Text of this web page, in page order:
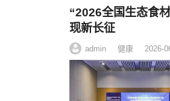
“2026全国生态食
现新长征
admin 健康 2026-